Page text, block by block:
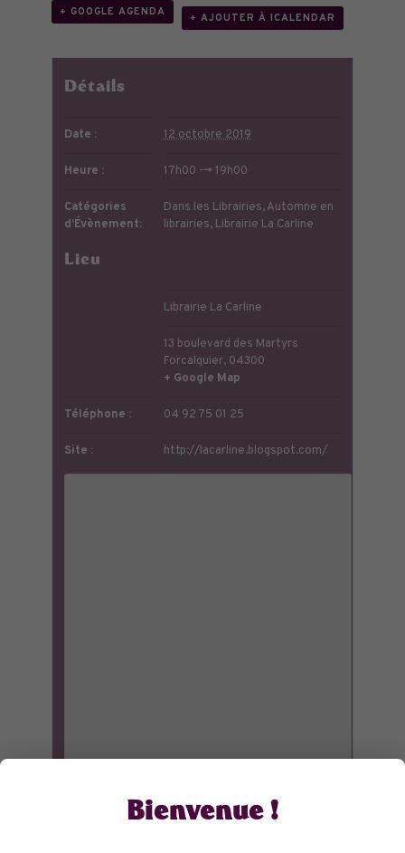
+ GOOGLE AGENDA
+ AJOUTER À ICALENDAR
Détails
Date : 12 octobre 2019
Heure : 17h00 --> 19h00
Catégories
d’Évènement:
Dans les Librairies,Automne en
librairies, Librairie La Carline
Lieu
Librairie La Carline
13 boulevard des Martyrs
Forcalquier, 04300
+ Google Map
Téléphone : 04 92 75 01 25
Site : http://lacarline.blogspot.com/
Bienvenue !